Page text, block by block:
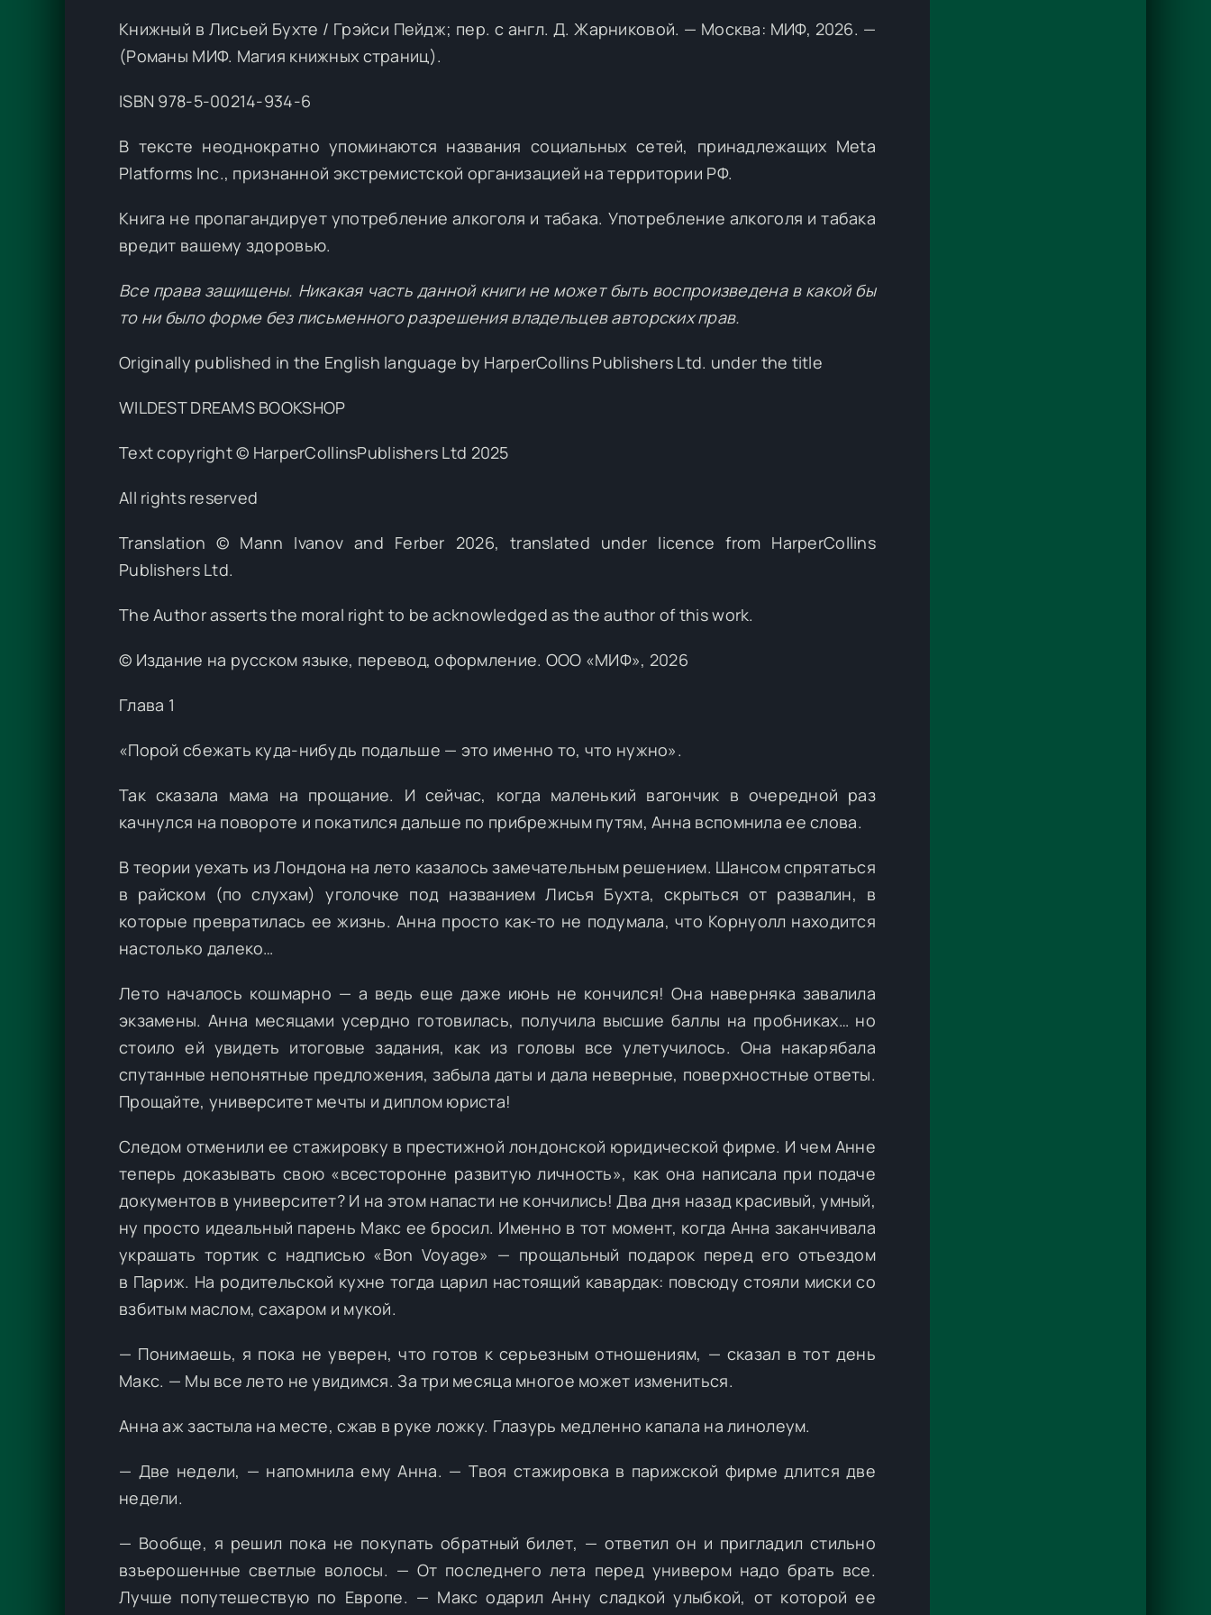
Книжный в Лисьей Бухте / Грэйси Пейдж; пер. с англ. Д. Жарниковой. — Москва: МИФ, 2026. —
(Романы МИФ. Магия книжных страниц).
ISBN 978-5-00214-934-6
В тексте неоднократно упоминаются названия социальных сетей, принадлежащих Meta
Platforms Inc., признанной экстремистской организацией на территории РФ.
Книга не пропагандирует употребление алкоголя и табака. Употребление алкоголя и табака
вредит вашему здоровью.
Все права защищены. Никакая часть данной книги не может быть воспроизведена в какой бы
то ни было форме без письменного разрешения владельцев авторских прав.
Originally published in the English language by HarperCollins Publishers Ltd. under the title
WILDEST DREAMS BOOKSHOP
Text copyright © HarperCollinsPublishers Ltd 2025
All rights reserved
Translation © Mann Ivanov and Ferber 2026, translated under licence from HarperCollins
Publishers Ltd.
The Author asserts the moral right to be acknowledged as the author of this work.
© Издание на русском языке, перевод, оформление. ООО «МИФ», 2026
Глава 1
«Порой сбежать куда-нибудь подальше — это именно то, что нужно».
Так сказала мама на прощание. И сейчас, когда маленький вагончик в очередной раз
качнулся на повороте и покатился дальше по прибрежным путям, Анна вспомнила ее слова.
В теории уехать из Лондона на лето казалось замечательным решением. Шансом спрятаться
в райском (по слухам) уголочке под названием Лисья Бухта, скрыться от развалин, в
которые превратилась ее жизнь. Анна просто как-то не подумала, что Корнуолл находится
настолько далеко…
Лето началось кошмарно — а ведь еще даже июнь не кончился! Она наверняка завалила
экзамены. Анна месяцами усердно готовилась, получила высшие баллы на пробниках… но
стоило ей увидеть итоговые задания, как из головы все улетучилось. Она накарябала
спутанные непонятные предложения, забыла даты и дала неверные, поверхностные ответы.
Прощайте, университет мечты и диплом юриста!
Следом отменили ее стажировку в престижной лондонской юридической фирме. И чем Анне
теперь доказывать свою «всесторонне развитую личность», как она написала при подаче
документов в университет? И на этом напасти не кончились! Два дня назад красивый, умный,
ну просто идеальный парень Макс ее бросил. Именно в тот момент, когда Анна заканчивала
украшать тортик с надписью «Bon Voyage» — прощальный подарок перед его отъездом
в Париж. На родительской кухне тогда царил настоящий кавардак: повсюду стояли миски со
взбитым маслом, сахаром и мукой.
— Понимаешь, я пока не уверен, что готов к серьезным отношениям, — сказал в тот день
Макс. — Мы все лето не увидимся. За три месяца многое может измениться.
Анна аж застыла на месте, сжав в руке ложку. Глазурь медленно капала на линолеум.
— Две недели, — напомнила ему Анна. — Твоя стажировка в парижской фирме длится две
недели.
— Вообще, я решил пока не покупать обратный билет, — ответил он и пригладил стильно
взъерошенные светлые волосы. — От последнего лета перед универом надо брать все.
Лучше попутешествую по Европе. — Макс одарил Анну сладкой улыбкой, от которой ее